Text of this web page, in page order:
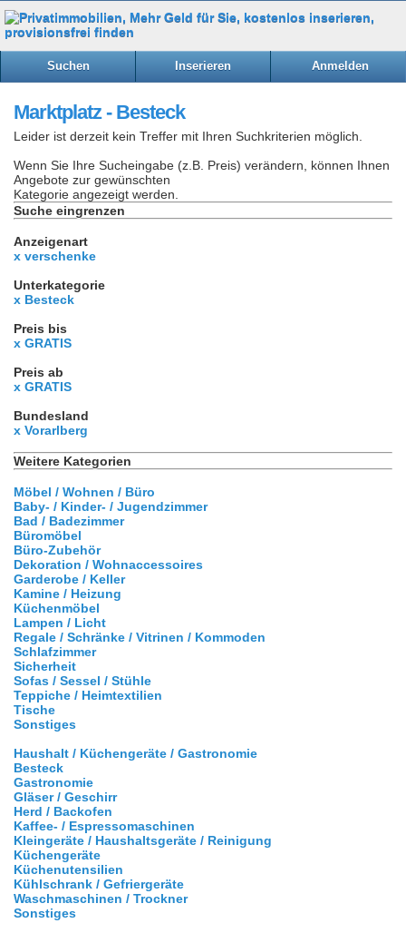
Suchen Inserieren Anmelden
Marktplatz - Besteck
Leider ist derzeit kein Treffer mit Ihren Suchkriterien möglich.
Wenn Sie Ihre Sucheingabe (z.B. Preis) verändern, können Ihnen
Angebote zur gewünschten
Kategorie angezeigt werden.
Suche eingrenzen
Anzeigenart
x verschenke
Unterkategorie
x Besteck
Preis bis
x GRATIS
Preis ab
x GRATIS
Bundesland
x Vorarlberg
Weitere Kategorien
Möbel / Wohnen / Büro
Baby- / Kinder- / Jugendzimmer
Bad / Badezimmer
Büromöbel
Büro-Zubehör
Dekoration / Wohnaccessoires
Garderobe / Keller
Kamine / Heizung
Küchenmöbel
Lampen / Licht
Regale / Schränke / Vitrinen / Kommoden
Schlafzimmer
Sicherheit
Sofas / Sessel / Stühle
Teppiche / Heimtextilien
Tische
Sonstiges
Haushalt / Küchengeräte / Gastronomie
Besteck
Gastronomie
Gläser / Geschirr
Herd / Backofen
Kaffee- / Espressomaschinen
Kleingeräte / Haushaltsgeräte / Reinigung
Küchengeräte
Küchenutensilien
Kühlschrank / Gefriergeräte
Waschmaschinen / Trockner
Sonstiges